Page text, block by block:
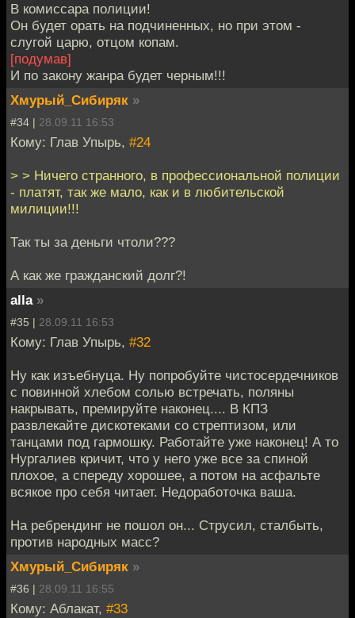
В комиссара полиции!
Он будет орать на подчиненных, но при этом -
слугой царю, отцом копам.
[подумав]
И по закону жанра будет черным!!!
Хмурый_Сибиряк »
#34 | 28.09.11 16:53
Кому: Глав Упырь, #24
> > Ничего странного, в профессиональной полиции
- платят, так же мало, как и в любительской
милиции!!!
Так ты за деньги чтоли???
А как же гражданский долг?!
alla »
#35 | 28.09.11 16:53
Кому: Глав Упырь, #32
Ну как изъебнуца. Ну попробуйте чистосердечников
с повинной хлебом солью встречать, поляны
накрывать, премируйте наконец.... В КПЗ
развлекайте дискотеками со стрептизом, или
танцами под гармошку. Работайте уже наконец! А то
Нургалиев кричит, что у него уже все за спиной
плохое, а спереду хорошее, а потом на асфальте
всякое про себя читает. Недоработочка ваша.
На ребрендинг не пошол он... Струсил, сталбыть,
против народных масс?
Хмурый_Сибиряк »
#36 | 28.09.11 16:55
Кому: Аблакат, #33